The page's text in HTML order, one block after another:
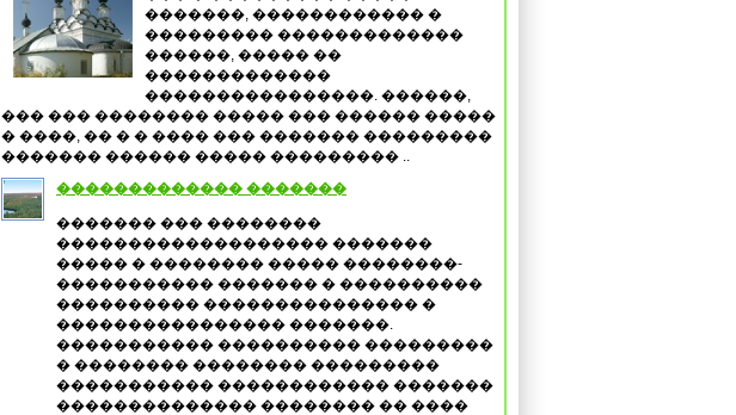
�������, ������������ �
��������� �������������
������, ����� ��
�������������
����������������. ������,
��� ��� �������� ����� ��� ������ �����
� ����, �� � � ���� ��� ������� ���������
������� ������ ����� ��������� ..
������������� �������
������� ��� ��������
������������������� �������
����� � �������� ����� ��������-
����������� ������� � ����������
���������� ��������������� �
���������������� �������.
����������� ���������� ���������
� �������� �������� ���������
����������� ������������ �������
�������������� �������� �� ����